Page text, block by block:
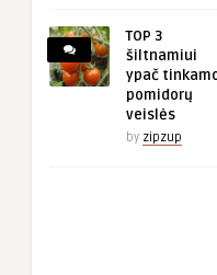
TOP 3
šiltnamiui
ypač
pomidorų
veislės
by zipzup